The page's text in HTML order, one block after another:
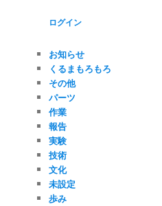
ログイン
お知らせ
くるまもろもろ
その他
パーツ
作業
報告
実験
技術
文化
未設定
歩み